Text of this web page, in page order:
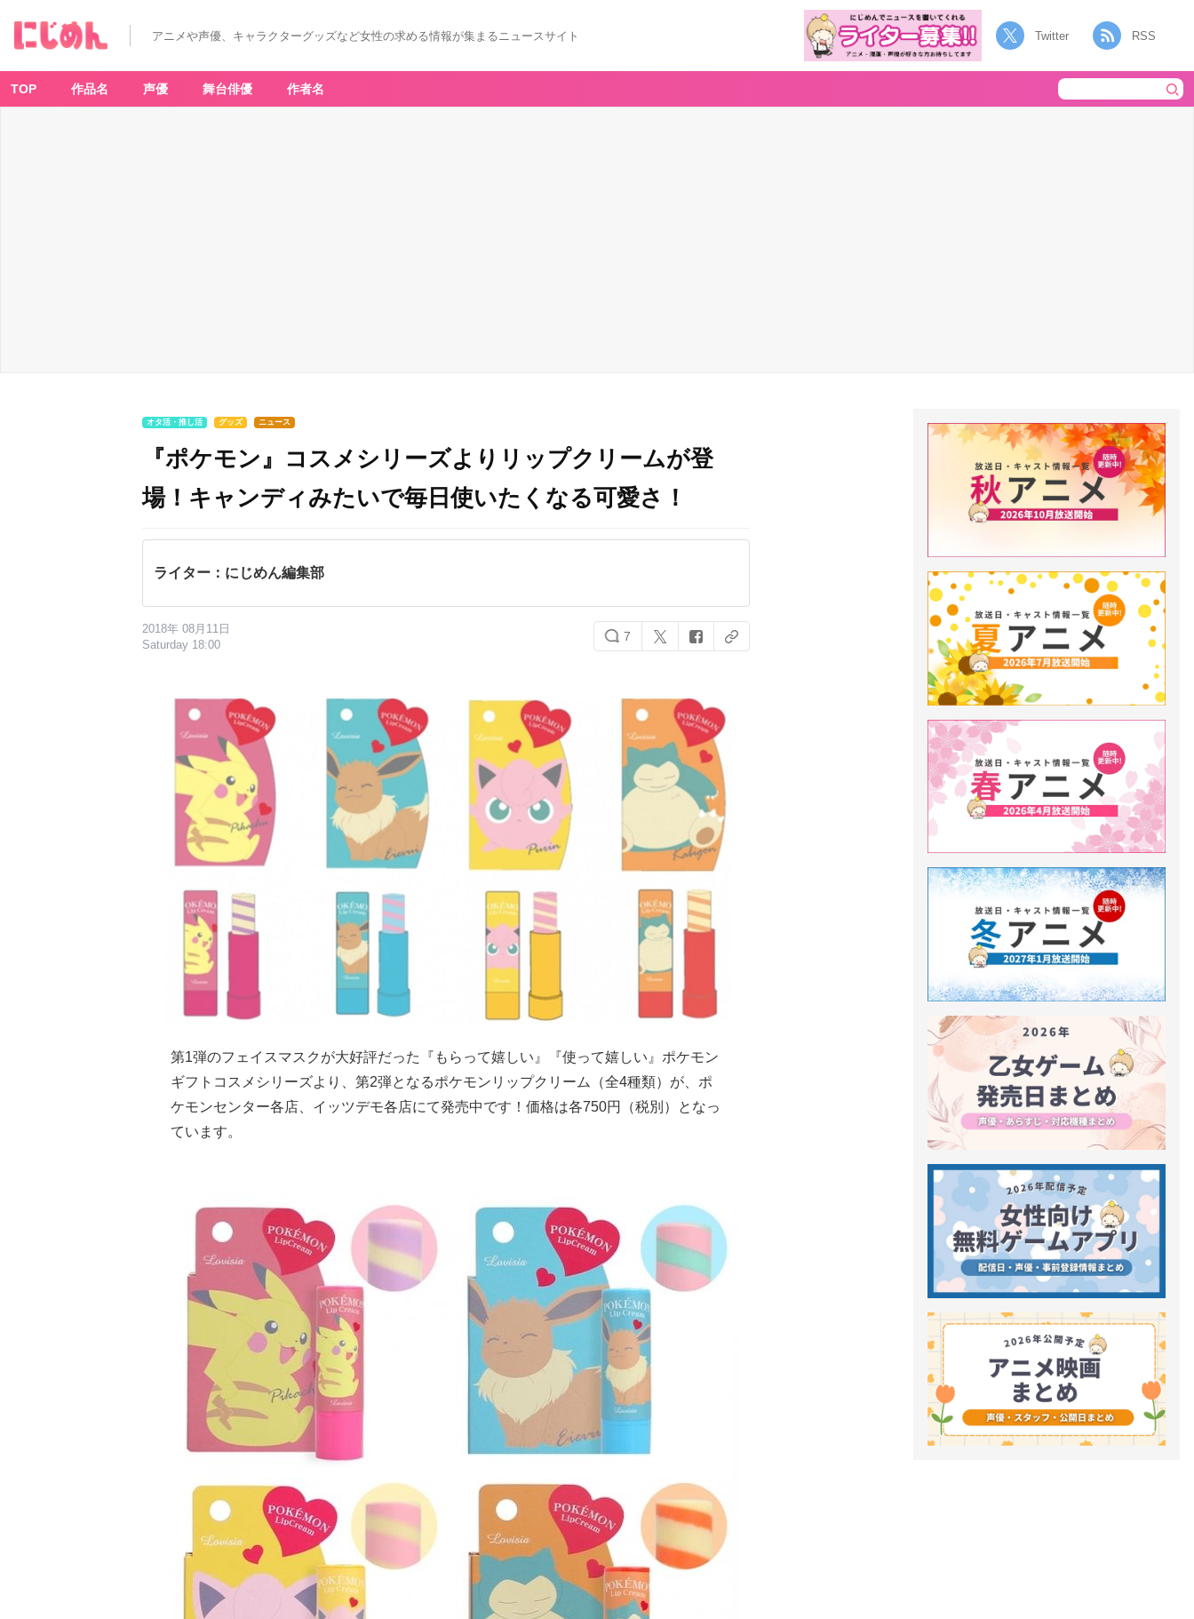
アニメや声優、キャラクターグッズなど女性の求める情報が集まるニュースサイト Twitter RSS
TOP 作品名 声優 舞台俳優 作者名
オタ活・推し活 グッズ ニュース
『ポケモン』コスメシリーズよりリップクリームが登
場！キャンディみたいで毎日使いたくなる可愛さ！
ライター：にじめん編集部
2018年 08月11日
Saturday 18:00
7
第1弾のフェイスマスクが大好評だった『もらって嬉しい』『使って嬉しい』ポケモン
ギフトコスメシリーズより、第2弾となるポケモンリップクリーム（全4種類）が、ポ
ケモンセンター各店、イッツデモ各店にて発売中です！価格は各750円（税別）となっ
ています。